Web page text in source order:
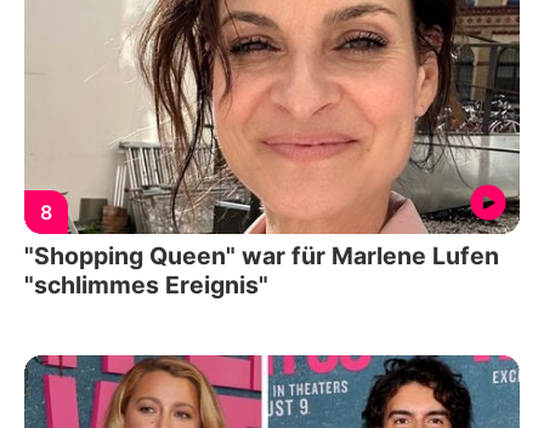
8
"Shopping Queen" war für Marlene Lufen
"schlimmes Ereignis"